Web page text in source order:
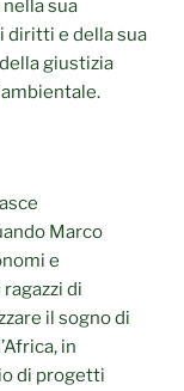
sua
diritti e della sua
giustizia
Marco
e
di
il sogno di
in
di progetti